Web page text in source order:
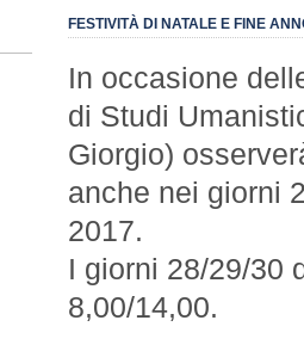
FESTIVITÀ DI NATALE E FINE
In occasione
di Studi
Giorgio)
anche nei giorni
2017.
I giorni 28/29/30
8,00/14,00.